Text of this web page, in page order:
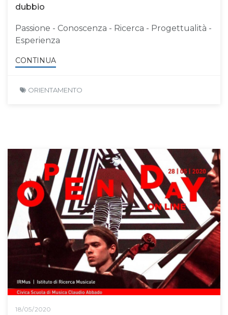
dubbio
Passione - Conoscenza - Ricerca - Progettualità -
Esperienza
CONTINUA
ORIENTAMENTO
18/05/2020